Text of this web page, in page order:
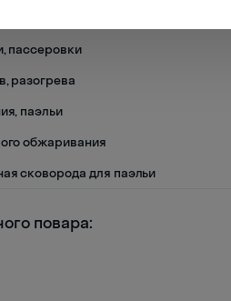
пассеровки
разогрева
паэльи
обжаривания
сковорода для паэльи
повара: